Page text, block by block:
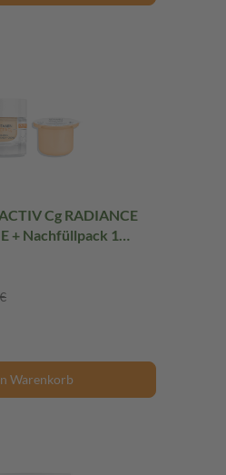
Cg RADIANCE
+ Nachfüllpack 1
Warenkorb